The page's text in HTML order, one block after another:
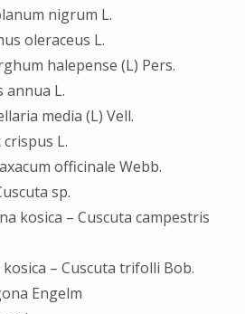
nigrum L.
oleraceus L.
halepense (L) Pers.
annua L.
media (L) Vell.
crispus L.
officinale Webb.
sp.
kosica – Cuscuta campestris
– Cuscuta trifolli Bob.
Engelm